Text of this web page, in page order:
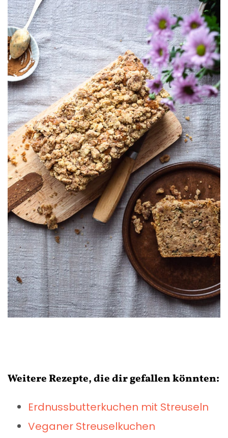
Weitere Rezepte, die dir gefallen könnten:
Erdnussbutterkuchen mit Streuseln
Veganer Streuselkuchen